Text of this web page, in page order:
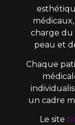
charge du
peau et
Chaque
un cadre
Le site